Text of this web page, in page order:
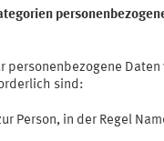
personenbezogene
sind:
Person, in der Regel